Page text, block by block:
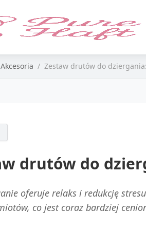
Akcesoria Zestaw drutów do
drutów do
oferuje relaks i redukcję
co jest coraz bardziej